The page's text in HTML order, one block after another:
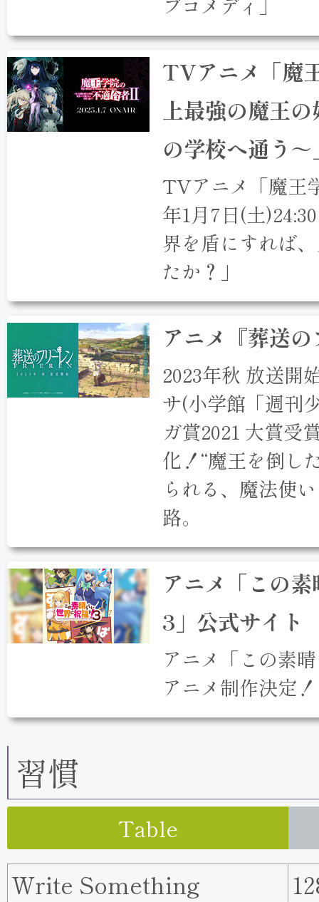
TVアニメ「魔
上最強の魔王
の学校へ通う
TVアニメ「魔王
年1月7日(土
界を盾にすれば
たか？」
アニメ『葬送
2023年秋 放送開
サ(小学館「週刊
ガ賞2021 大賞受
化！“魔王を倒し
られる、魔法使
路。
アニメ「この
3」公式サイト
アニメ「この素
アニメ制作決定！
習慣
Table
Write Something